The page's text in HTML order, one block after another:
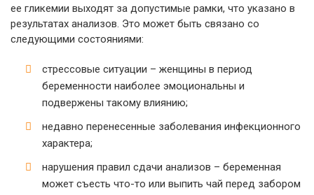
ее гликемии выходят за допустимые рамки, что указано в
результатах анализов. Это может быть связано со
следующими состояниями:
стрессовые ситуации – женщины в период
беременности наиболее эмоциональны и
подвержены такому влиянию;
недавно перенесенные заболевания инфекционного
характера;
нарушения правил сдачи анализов – беременная
может съесть что-то или выпить чай перед забором